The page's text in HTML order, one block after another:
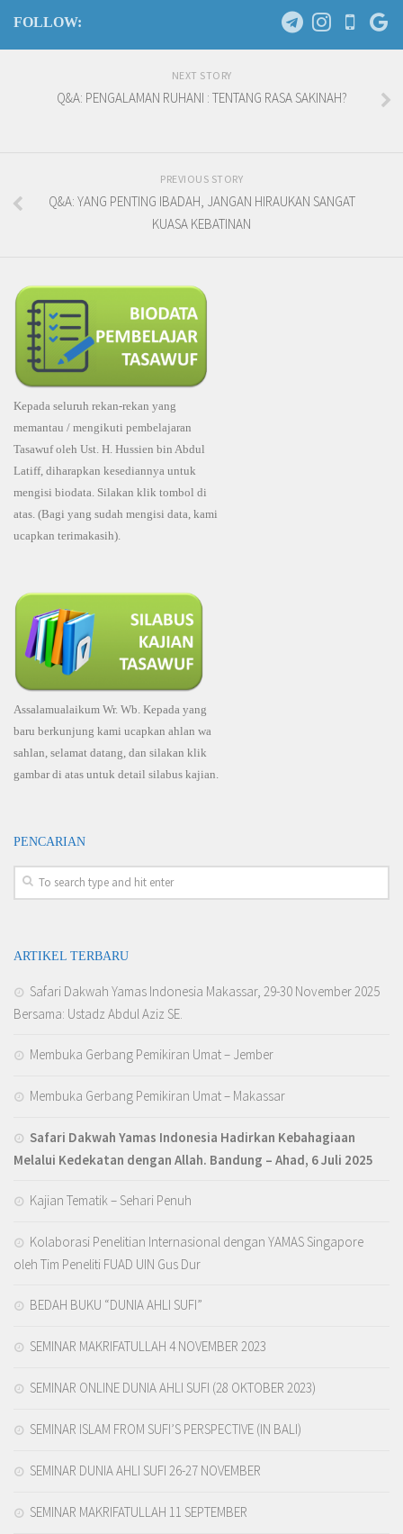
FOLLOW:
NEXT STORY
Q&A: PENGALAMAN RUHANI : TENTANG RASA SAKINAH?
PREVIOUS STORY
Q&A: YANG PENTING IBADAH, JANGAN HIRAUKAN SANGAT
KUASA KEBATINAN
Kepada seluruh rekan-rekan yang
memantau / mengikuti pembelajaran
Tasawuf oleh Ust. H. Hussien bin Abdul
Latiff, diharapkan kesediannya untuk
mengisi biodata. Silakan klik tombol di
atas. (Bagi yang sudah mengisi data, kami
ucapkan terimakasih).
Assalamualaikum Wr. Wb. Kepada yang
baru berkunjung kami ucapkan ahlan wa
sahlan, selamat datang, dan silakan klik
gambar di atas untuk detail silabus kajian.
PENCARIAN
ARTIKEL TERBARU
Safari Dakwah Yamas Indonesia Makassar, 29-30 November 2025
Bersama: Ustadz Abdul Aziz SE.
Membuka Gerbang Pemikiran Umat – Jember
Membuka Gerbang Pemikiran Umat – Makassar
Safari Dakwah Yamas Indonesia Hadirkan Kebahagiaan
Melalui Kedekatan dengan Allah. Bandung – Ahad, 6 Juli 2025
Kajian Tematik – Sehari Penuh
Kolaborasi Penelitian Internasional dengan YAMAS Singapore
oleh Tim Peneliti FUAD UIN Gus Dur
BEDAH BUKU “DUNIA AHLI SUFI”
SEMINAR MAKRIFATULLAH 4 NOVEMBER 2023
SEMINAR ONLINE DUNIA AHLI SUFI (28 OKTOBER 2023)
SEMINAR ISLAM FROM SUFI’S PERSPECTIVE (IN BALI)
SEMINAR DUNIA AHLI SUFI 26-27 NOVEMBER
SEMINAR MAKRIFATULLAH 11 SEPTEMBER